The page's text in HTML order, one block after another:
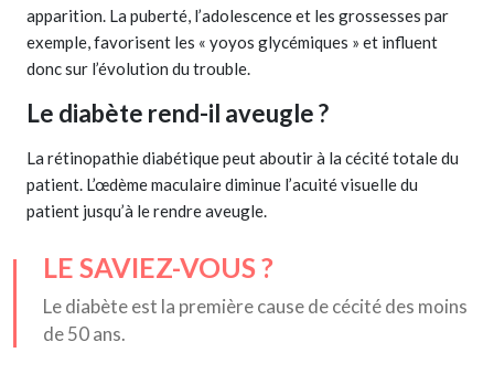
apparition. La puberté, l’adolescence et les grossesses par
exemple, favorisent les « yoyos glycémiques » et influent
donc sur l’évolution du trouble.
Le diabète rend-il aveugle ?
La rétinopathie diabétique peut aboutir à la cécité totale du
patient. L’œdème maculaire diminue l’acuité visuelle du
patient jusqu’à le rendre aveugle.
LE SAVIEZ-VOUS ?
Le diabète est la première cause de cécité des moins
de 50 ans.